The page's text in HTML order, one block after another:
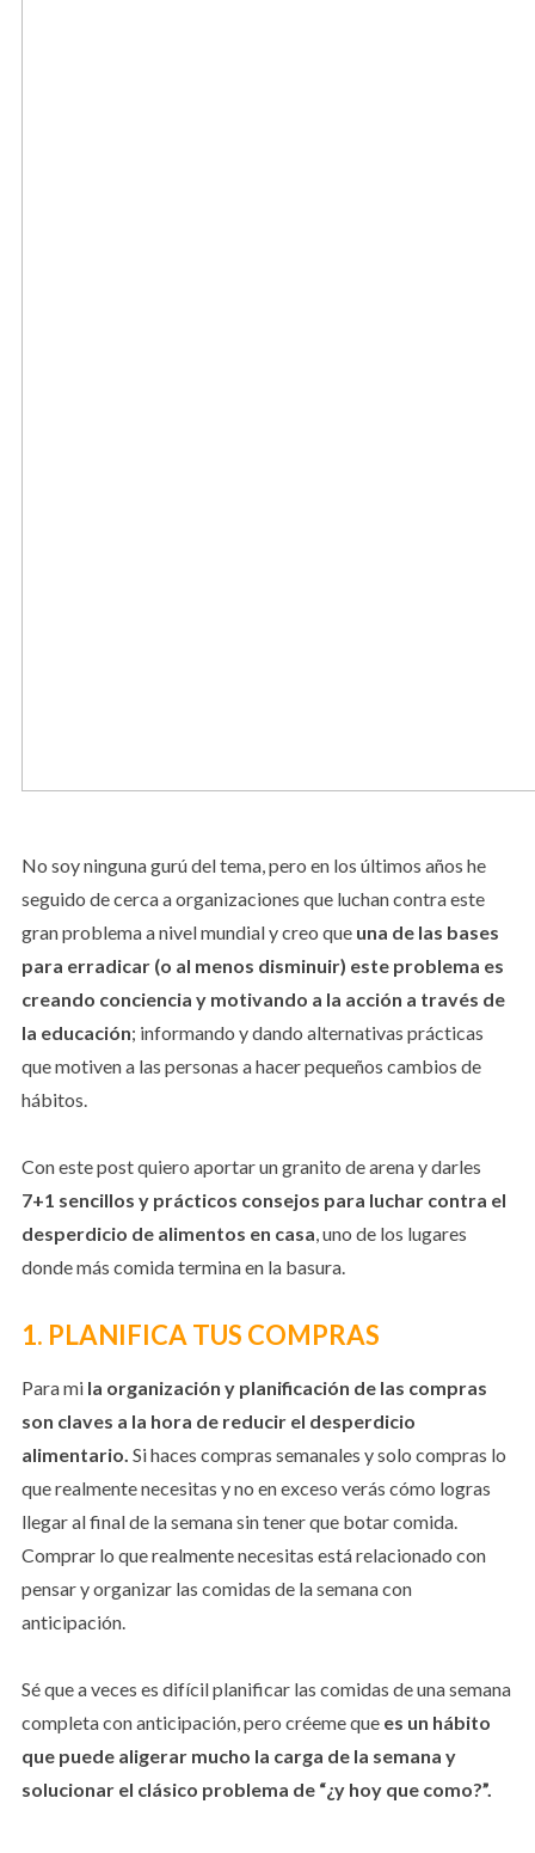
No soy ninguna gurú del tema, pero en los últimos años he
seguido de cerca a organizaciones que luchan contra este
gran problema a nivel mundial y creo que una de las bases
para erradicar (o al menos disminuir) este problema es
creando conciencia y motivando a la acción a través de
la educación; informando y dando alternativas prácticas
que motiven a las personas a hacer pequeños cambios de
hábitos.
Con este post quiero aportar un granito de arena y darles
7+1 sencillos y prácticos consejos para luchar contra el
desperdicio de alimentos en casa, uno de los lugares
donde más comida termina en la basura.
1. PLANIFICA TUS COMPRAS
Para mi la organización y planificación de las compras
son claves a la hora de reducir el desperdicio
alimentario. Si haces compras semanales y solo compras lo
que realmente necesitas y no en exceso verás cómo logras
llegar al final de la semana sin tener que botar comida.
Comprar lo que realmente necesitas está relacionado con
pensar y organizar las comidas de la semana con
anticipación.
Sé que a veces es difícil planificar las comidas de una semana
completa con anticipación, pero créeme que es un hábito
que puede aligerar mucho la carga de la semana y
solucionar el clásico problema de “¿y hoy que como?”.